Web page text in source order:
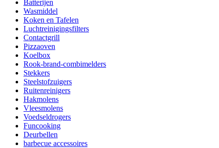
Batterijen
Wasmiddel
Koken en Tafelen
Luchtreinigingsfilters
Contactgrill
Pizzaoven
Koelbox
Rook-brand-combimelders
Stekkers
Steelstofzuigers
Ruitenreinigers
Hakmolens
Vleesmolens
Voedseldrogers
Funcooking
Deurbellen
barbecue accessoires